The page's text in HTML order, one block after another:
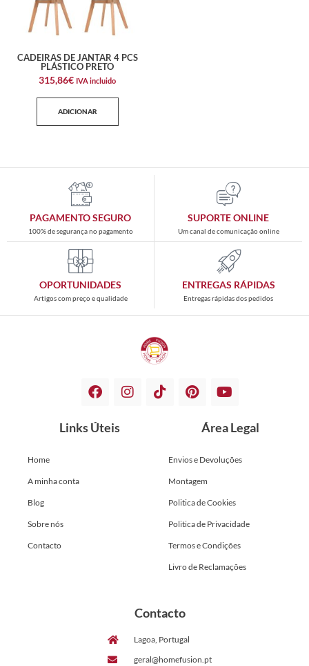
CADEIRAS DE JANTAR 4 PCS
PLÁSTICO PRETO
315,86€ IVA incluido
ADICIONAR
PAGAMENTO SEGURO
100% de segurança no pagamento
SUPORTE ONLINE
Um canal de comunicação online
OPORTUNIDADES
Artigos com preço e qualidade
ENTREGAS RÁPIDAS
Entregas rápidas dos pedidos
Links Úteis
Home
A minha conta
Blog
Sobre nós
Contacto
Área Legal
Envios e Devoluções
Montagem
Politica de Cookies
Politica de Privacidade
Termos e Condições
Livro de Reclamações
Contacto
Lagoa, Portugal
geral@homefusion.pt